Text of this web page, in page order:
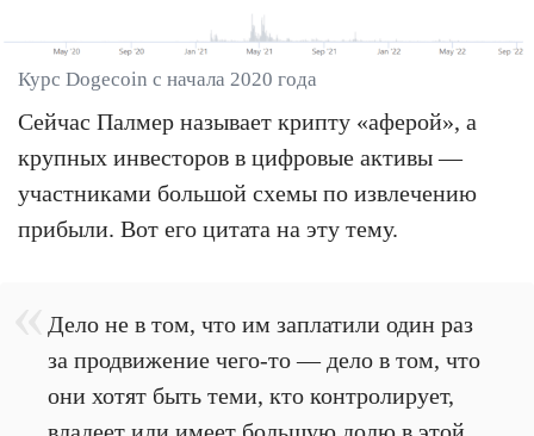
Курс Dogecoin с начала 2020 года
Сейчас Палмер называет крипту «аферой», а
крупных инвесторов в цифровые активы —
участниками большой схемы по извлечению
прибыли. Вот его цитата на эту тему.
Дело не в том, что им заплатили один раз
за продвижение чего-то — дело в том, что
они хотят быть теми, кто контролирует,